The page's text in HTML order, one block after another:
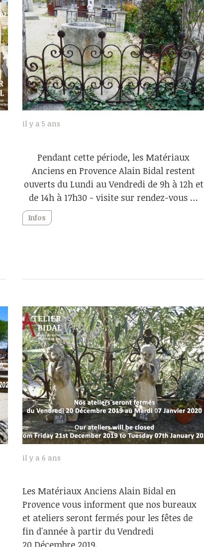
il y a 5 ans
Pendant cette période, les Matériaux
Anciens en Provence Alain Bidal restent
ouverts du Lundi au Vendredi de 9h à 12h et
de 14h à 17h30 - visite sur rendez-vous …
Infos
il y a 6 ans
Les Matériaux Anciens Alain Bidal en
Provence vous informent que nos bureaux
et ateliers seront fermés pour les fêtes de
fin d'année à partir du Vendredi